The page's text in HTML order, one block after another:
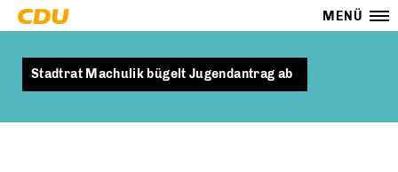
MENÜ
Stadtrat Machulik bügelt Jugendantrag ab